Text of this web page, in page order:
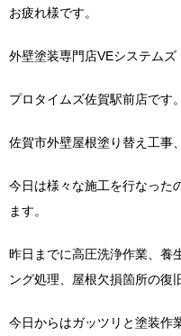
お疲れ様です。
外壁塗装専門店VEシステムズ
プロタイムズ佐賀駅前店です。
佐賀市外壁屋根塗り替え工事
今日は様々な施工を行なった
ます。
昨日までに高圧洗浄作業、養
ング処理、屋根欠損箇所の復
今日からはガッツリと塗装作